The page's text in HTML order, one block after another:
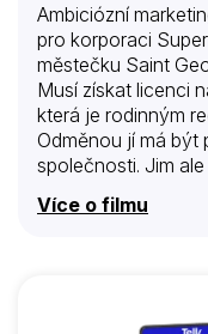
Ambiciózní
pro korporaci
městečku Saint
Musí získat licenci
která je rodinným
Odměnou jí má být
společnosti. Jim
zázračnou přísadu
se postaví za jeho
Více o filmu